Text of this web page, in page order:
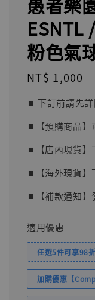
粉色氣
Regular
NT$ 1,000
⏹︎ 下訂前請先詳
⏹︎【預購商品】
⏹︎【店內現貨】
⏹︎【海外現貨】
⏹︎【補款通知】
適用優惠
任選5件可享98
加購優惠【